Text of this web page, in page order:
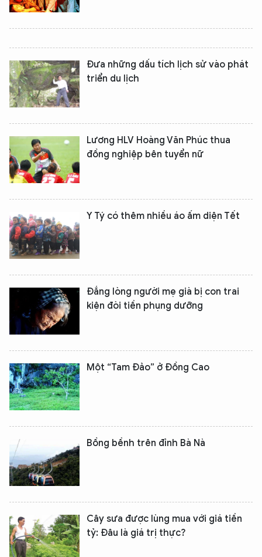
Đưa những dấu tích lịch sử vào phát
triển du lịch
Lương HLV Hoàng Văn Phúc thua
đồng nghiệp bên tuyển nữ
Y Tý có thêm nhiều áo ấm diện Tết
Đắng lòng người mẹ già bị con trai
kiện đòi tiền phụng dưỡng
Một “Tam Đảo” ở Đồng Cao
Bồng bềnh trên đỉnh Bà Nà
Cây sưa được lùng mua với giá tiền
tỷ: Đâu là giá trị thực?
XIN CHÀO,
TÔI LÀ CHATBOT CỦA
Hãy hỏi tôi bất kỳ điều gì bạn cần biết về
An Ninh Thủ Đô nhé. Tôi sẵn sàng hỗ trợ!